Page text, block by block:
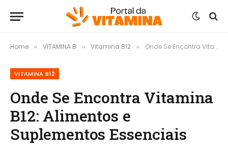
Home » VITAMINA B » Vitamina B12 » Onde Se Encontra Vitamina B12: Alimentos e Suplementos Essenciais
VITAMINA B12
Onde Se Encontra Vitamina
B12: Alimentos e
Suplementos Essenciais